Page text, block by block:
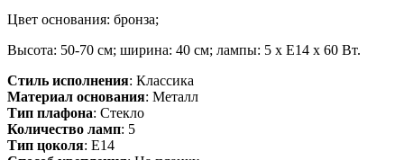
Цвет основания: бронза;
Высота: 50-70 см; ширина: 40 см; лампы: 5 х Е14 х 60 Вт.
Стиль исполнения: Классика
Материал основания: Металл
Тип плафона: Стекло
Количество ламп: 5
Тип цоколя: E14